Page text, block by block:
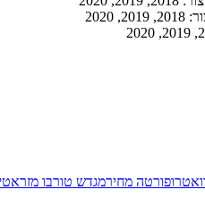
מחירמגדש טורבו